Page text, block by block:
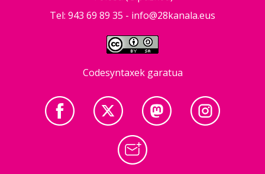
Tel: 943 69 89 35 - info@28kanala.eus
Codesyntaxek garatua